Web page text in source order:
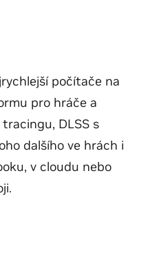
počítače na
pro hráče a
DLSS s
dalšího ve hrách i
v cloudu nebo